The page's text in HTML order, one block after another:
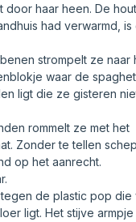
door haar heen. De
had verwarmd,
strompelt ze naar
waar de
ligt die ze gisteren
rommelt ze met het
Zonder te tellen
op het aanrecht.
de plastic pop die
ligt. Het stijve